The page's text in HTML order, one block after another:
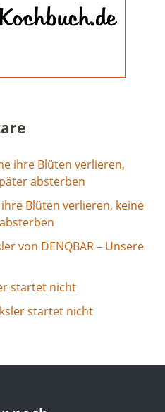
ihre Blüten verlieren,
absterben
Blüten verlieren, keine
von DENQBAR – Unsere
startet nicht
startet nicht